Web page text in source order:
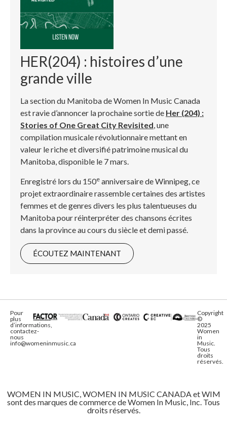
HER(204) : histoires d’une
grande ville
La section du Manitoba de Women In Music Canada
est ravie d’annoncer la prochaine sortie de Her (204) :
Stories of One Great City Revisited, une
compilation musicale révolutionnaire mettant en
valeur le riche et diversifié patrimoine musical du
Manitoba, disponible le 7 mars.
Enregistré lors du 150e anniversaire de Winnipeg, ce
projet extraordinaire rassemble certaines des artistes
femmes et de genres divers les plus talentueuses du
Manitoba pour réinterpréter des chansons écrites
dans la province au cours du siècle et demi passé.
ÉCOUTEZ MAINTENANT
Pour
plus
d’informations,
contactez-
nous
info@womeninmusic.ca
Copyright
©
2025
Women
in
Music.
Tous
droits
réservés.
WOMEN IN MUSIC, WOMEN IN MUSIC CANADA et WIM
sont des marques de commerce de Women In Music, Inc. Tous
droits réservés.